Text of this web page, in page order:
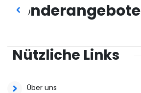
Sonderangebote
Nützliche Links
Über uns